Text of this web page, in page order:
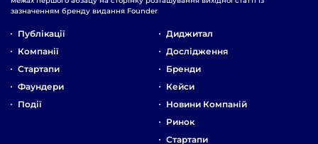
зазначенням бренду видання Founder
Публікації
Компанії
Стартапи
Фаундери
Події
Диджитал
Дослідження
Бренди
Кейси
Новини Компаній
Ринок
Стартапи